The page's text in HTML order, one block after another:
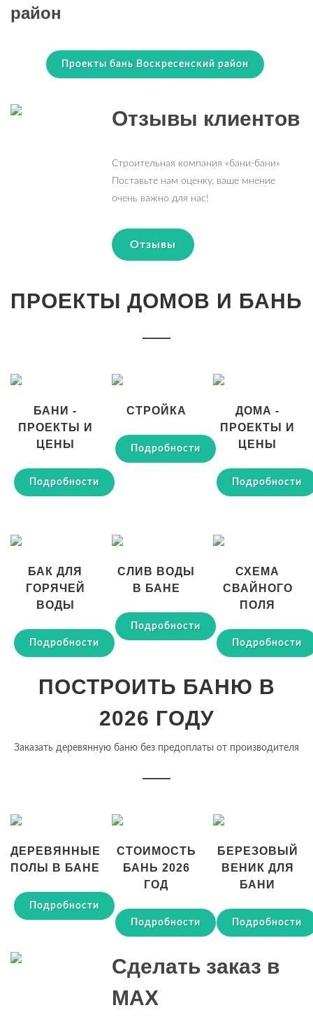
район
Проекты бань Воскресенский район
Отзывы клиентов
Строительная компания «бани-бани»
Поставьте нам оценку, ваше мнение
очень важно для нас!
Отзывы
ПРОЕКТЫ ДОМОВ И БАНЬ
БАНИ -
ПРОЕКТЫ И
ЦЕНЫ
Подробности
СТРОЙКА
Подробности
ДОМА -
ПРОЕКТЫ И
ЦЕНЫ
Подробности
БАК ДЛЯ
ГОРЯЧЕЙ
ВОДЫ
Подробности
СЛИВ ВОДЫ
В БАНЕ
Подробности
СХЕМА
СВАЙНОГО
ПОЛЯ
Подробности
ПОСТРОИТЬ БАНЮ В
2026 ГОДУ
Заказать деревянную баню без предоплаты от производителя
ДЕРЕВЯННЫЕ
ПОЛЫ В БАНЕ
Подробности
СТОИМОСТЬ
БАНЬ 2026
ГОД
Подробности
БЕРЕЗОВЫЙ
ВЕНИК ДЛЯ
БАНИ
Подробности
Сделать заказ в
MAX